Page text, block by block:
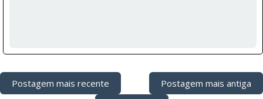
Postagem mais recente
Postagem mais antiga